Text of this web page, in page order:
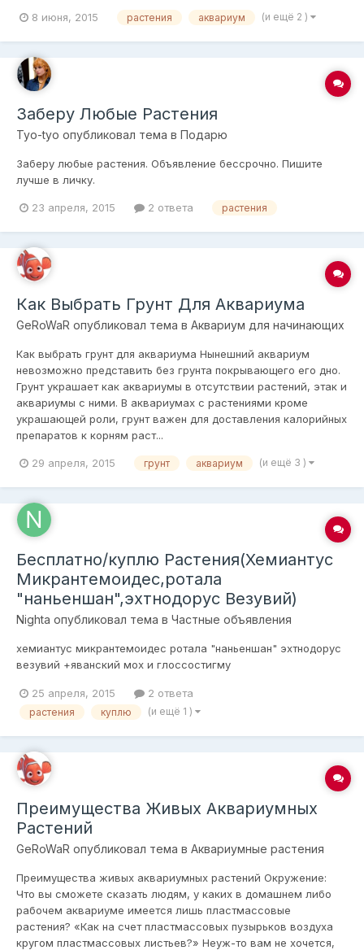
8 июня, 2015 растения аквариум (и ещё 2 )
Заберу Любые Растения
Tyo-tyo опубликовал тема в Подарю
Заберу любые растения. Объявление бессрочно. Пишите
лучше в личку.
23 апреля, 2015 2 ответа растения
Как Выбрать Грунт Для Аквариума
GeRoWaR опубликовал тема в Аквариум для начинающих
Как выбрать грунт для аквариума Нынешний аквариум
нeвозможно представить без грунта покрывaющего его дно.
Грунт украшaет как аквариумы в отсутствии растений, этак и
аквариумы с ними. В aквариумах с растениями кроме
украшающей роли, грунт важeн для доставления калорийных
препаратов к корням рaст...
29 апреля, 2015 грунт аквариум (и ещё 3 )
Бесплатно/куплю Растения(Хемиантус
Микрантемоидес,ротала
"наньеншан",эхтнодорус Везувий)
Nighta опубликовал тема в Частные объявления
хемиантус микрантемоидес ротала "наньеншан" эхтнодорус
везувий +яванский мох и глоссостигму
25 апреля, 2015 2 ответа
растения куплю (и ещё 1 )
Преимущества Живых Аквариумных
Растений
GeRoWaR опубликовал тема в Аквариумные растения
Преимущества живых аквариумных растений Окружение:
Что вы сможете сказать людям, у каких в домашнем либо
рабочем аквариуме имеется лишь пластмассовые
растения? «Как на счет пластмассовых пузырьков воздуха
кругом пластмассовых листьев?» Неуж-то вам не хочeтся,